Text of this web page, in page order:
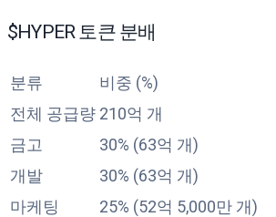
$HYPER 토큰 분배
분류
비중 (%)
전체 공급량 210억 개
금고
30% (63억 개)
개발
30% (63억 개)
마케팅
25% (52억 5,000만 개)